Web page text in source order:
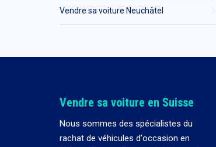
Vendre sa voiture Neuchâtel
Vendre sa voiture en Suisse
Nous sommes des spécialistes du
rachat de véhicules d’occasion en